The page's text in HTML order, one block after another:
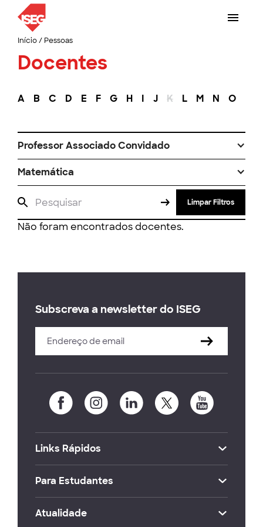
Início/ Pessoas
Docentes
A B C D E F G H I J K L M N O
Professor Associado Convidado
Matemática
Limpar Filtros
Não foram encontrados docentes.
Subscreva a newsletter do ISEG
Links Rápidos
Para Estudantes
Atualidade